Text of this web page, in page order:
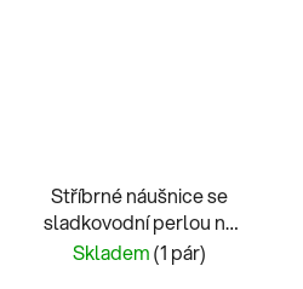
Stříbrné náušnice se
sladkovodní perlou na
puzetu
Skladem(1 pár)